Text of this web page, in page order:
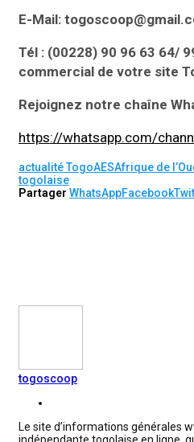
E-Mail:
Tél : (00228) 90 96 63 64/
commercial de votre site
Rejoignez notre chaîne
https://whatsapp.com/
actualité TogoAESAfrique de
togolaise
Partager WhatsAppFacebook
togoscoop
Le site d’informations générales
indépendante togolaise en ligne,